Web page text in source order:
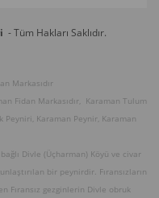
- Tüm Hakları Saklıdır.
Markasıdır
Fidan Markasıdır, Karaman Tulum
Peyniri, Karaman Peynir, Karaman
Divle (Üçharman) Köyü ve civar
bir peynirdir. Fıransızların
Fıransız gezginlerin Divle obruk